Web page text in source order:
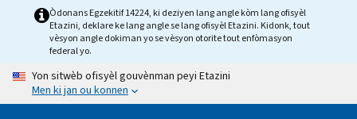
HomeÒdonans Egzekitif 14224, ki deziyen lang angle kòm lang ofisyèl
Etazini, deklare ke lang angle se lang ofisyèl Etazini. Kidonk, tout
vèsyon angle dokiman yo se vèsyon otorite tout enfòmasyon
federal yo.
Yon sitwèb ofisyèl gouvènman peyi Etazini
Men ki jan ou konnen